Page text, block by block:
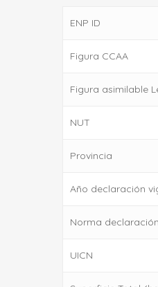
ENP ID
Figura CCAA
Figura asimilable
NUT
Provincia
Año declaración
Norma
UICN